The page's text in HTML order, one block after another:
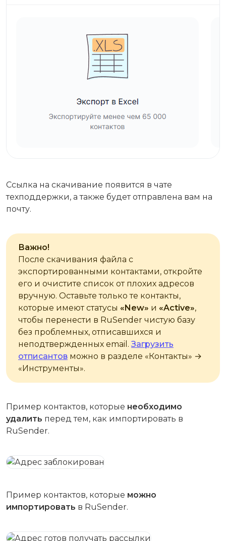
Ссылка на скачивание появится в чате
техподдержки, а также будет отправлена вам на
почту.
Важно!
После скачивания файла с
экспортированными контактами, откройте
его и очистите список от плохих адресов
вручную. Оставьте только те контакты,
которые имеют статусы «‎New» и «Active»,
чтобы перенести в RuSender чистую базу
без проблемных, отписавшихся и
неподтвержденных email. Загрузить
отписантов можно в разделе «‎Контакты» →
«Инструменты».
Пример контактов, которые необходимо
удалить перед тем, как импортировать в
RuSender.
Пример контактов, которые можно
импортировать в RuSender.